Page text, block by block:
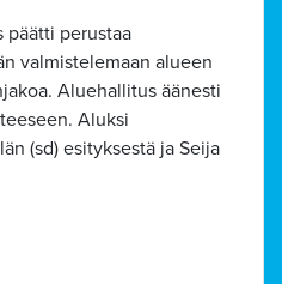
päätti perustaa
valmistelemaan alueen
Aluehallitus äänesti
Aluksi
(sd) esityksestä ja Seija